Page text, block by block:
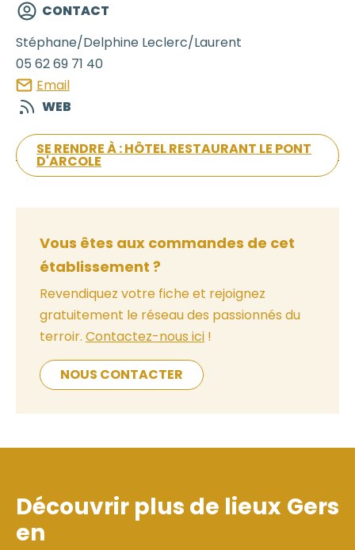
CONTACT
Stéphane/Delphine Leclerc/Laurent
05 62 69 71 40
Email
WEB
SE RENDRE À : HÔTEL RESTAURANT LE PONT
D'ARCOLE
Vous êtes aux commandes de cet
établissement ?
Revendiquez votre fiche et rejoignez
gratuitement le réseau des passionnés du
terroir. Contactez-nous ici !
NOUS CONTACTER
Découvrir plus de lieux
en
Gers